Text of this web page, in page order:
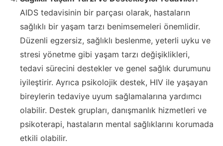
AIDS tedavisinin bir parçası olarak, hastaların
sağlıklı bir yaşam tarzı benimsemeleri önemlidir.
Düzenli egzersiz, sağlıklı beslenme, yeterli uyku ve
stresi yönetme gibi yaşam tarzı değişiklikleri,
tedavi sürecini destekler ve genel sağlık durumunu
iyileştirir. Ayrıca psikolojik destek, HIV ile yaşayan
bireylerin tedaviye uyum sağlamalarına yardımcı
olabilir. Destek grupları, danışmanlık hizmetleri ve
psikoterapi, hastaların mental sağlıklarını korumada
etkili olabilir.